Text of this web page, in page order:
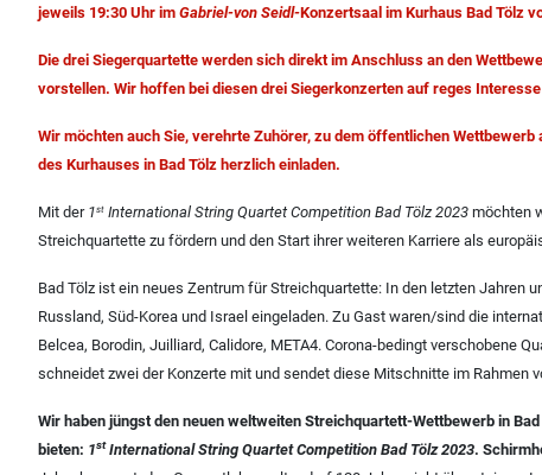
jeweils 19:30 Uhr im Gabriel-von Seidl-Konzertsaal im Kurhaus Bad Tölz
Die drei Siegerquartette werden sich direkt im Anschluss an den
vorstellen. Wir hoffen bei diesen drei Siegerkonzerten auf reges
Wir möchten auch Sie, verehrte Zuhörer, zu dem öffentlichen
des Kurhauses in Bad Tölz herzlich einladen.
Mit der 1st International String Quartet Competition Bad Tölz 2023 möchten
Streichquartette zu fördern und den Start ihrer weiteren Karriere als
Bad Tölz ist ein neues Zentrum für Streichquartette: In den letzten Jahren
Russland, Süd-Korea und Israel eingeladen. Zu Gast waren/sind die
Belcea, Borodin, Juilliard, Calidore, META4. Corona-bedingt verschobene
schneidet zwei der Konzerte mit und sendet diese Mitschnitte im Rahmen
Wir haben jüngst den neuen weltweiten Streichquartett-Wettbewerb in
bieten: 1stInternational String Quartet Competition Bad Tölz 2023.